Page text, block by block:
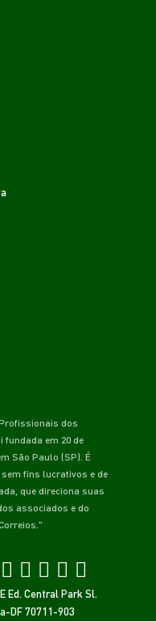
dos
fundada em 20 de
São Paulo (SP). É
fins lucrativos e de
que direciona suas
associados e do
Ed. Central Park Sl.
DF 70711-903